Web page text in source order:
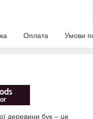
Оплата Умови
деревини бук – це